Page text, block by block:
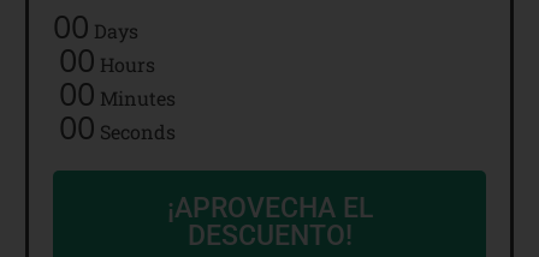
00 Days
00 Hours
00 Minutes
00 Seconds
¡APROVECHA EL
DESCUENTO!